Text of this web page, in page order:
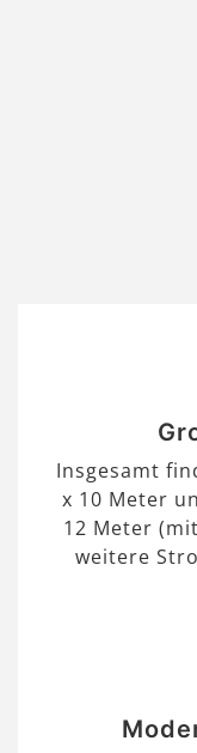
Insgesamt
x 10 Meter
12 Meter
weitere